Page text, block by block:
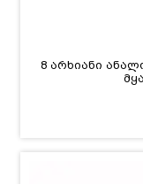
8 არხიანი